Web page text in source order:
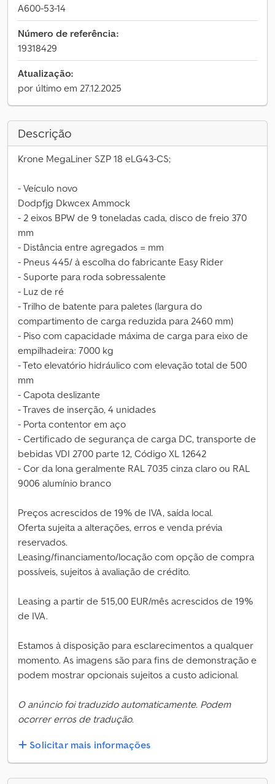
A600-53-14
Número de referência:
19318429
Atualização:
por último em 27.12.2025
Descrição
Krone MegaLiner SZP 18 eLG43-CS;
- Veículo novo
Dodpfjg Dkwcex Ammock
- 2 eixos BPW de 9 toneladas cada, disco de freio 370
mm
- Distância entre agregados = mm
- Pneus 445/ à escolha do fabricante Easy Rider
- Suporte para roda sobressalente
- Luz de ré
- Trilho de batente para paletes (largura do
compartimento de carga reduzida para 2460 mm)
- Piso com capacidade máxima de carga para eixo de
empilhadeira: 7000 kg
- Teto elevatório hidráulico com elevação total de 500
mm
- Capota deslizante
- Traves de inserção, 4 unidades
- Porta contentor em aço
- Certificado de segurança de carga DC, transporte de
bebidas VDI 2700 parte 12, Código XL 12642
- Cor da lona geralmente RAL 7035 cinza claro ou RAL
9006 alumínio branco
Preços acrescidos de 19% de IVA, saída local.
Oferta sujeita a alterações, erros e venda prévia
reservados.
Leasing/financiamento/locação com opção de compra
possíveis, sujeitos à avaliação de crédito.
Leasing a partir de 515,00 EUR/mês acrescidos de 19%
de IVA.
Estamos à disposição para esclarecimentos a qualquer
momento. As imagens são para fins de demonstração e
podem mostrar opcionais sujeitos a custo adicional.
O anúncio foi traduzido automaticamente. Podem
ocorrer erros de tradução.
Solicitar mais informações